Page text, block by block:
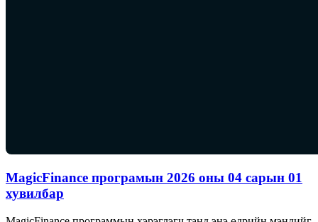
MagicFinance програмын 2026 оны 04 сарын 01
хувилбар